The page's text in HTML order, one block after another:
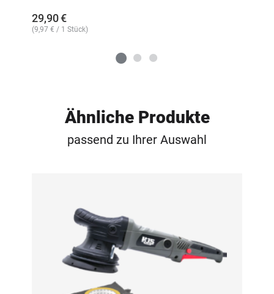
29,90€
(9,97 € / 1 Stück)
Ähnliche Produkte
passend zu Ihrer Auswahl